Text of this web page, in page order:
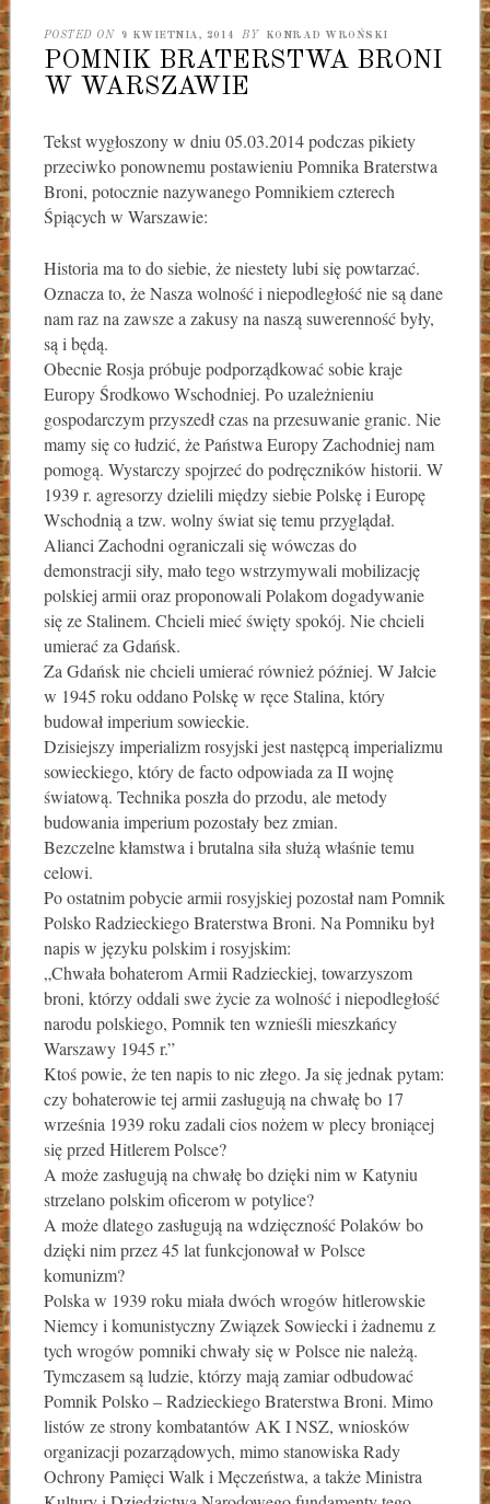
POSTED ON 9 KWIETNIA, 2014 BY KONRAD WROŃSKI
POMNIK BRATERSTWA BRONI
W WARSZAWIE
Tekst wygłoszony w dniu 05.03.2014 podczas pikiety
przeciwko ponownemu postawieniu Pomnika Braterstwa
Broni, potocznie nazywanego Pomnikiem czterech
Śpiących w Warszawie:
Historia ma to do siebie, że niestety lubi się powtarzać.
Oznacza to, że Nasza wolność i niepodległość nie są dane
nam raz na zawsze a zakusy na naszą suwerenność były,
są i będą.
Obecnie Rosja próbuje podporządkować sobie kraje
Europy Środkowo Wschodniej. Po uzależnieniu
gospodarczym przyszedł czas na przesuwanie granic. Nie
mamy się co łudzić, że Państwa Europy Zachodniej nam
pomogą. Wystarczy spojrzeć do podręczników historii. W
1939 r. agresorzy dzielili między siebie Polskę i Europę
Wschodnią a tzw. wolny świat się temu przyglądał.
Alianci Zachodni ograniczali się wówczas do
demonstracji siły, mało tego wstrzymywali mobilizację
polskiej armii oraz proponowali Polakom dogadywanie
się ze Stalinem. Chcieli mieć święty spokój. Nie chcieli
umierać za Gdańsk.
Za Gdańsk nie chcieli umierać również później. W Jałcie
w 1945 roku oddano Polskę w ręce Stalina, który
budował imperium sowieckie.
Dzisiejszy imperializm rosyjski jest następcą imperializmu
sowieckiego, który de facto odpowiada za II wojnę
światową. Technika poszła do przodu, ale metody
budowania imperium pozostały bez zmian.
Bezczelne kłamstwa i brutalna siła służą właśnie temu
celowi.
Po ostatnim pobycie armii rosyjskiej pozostał nam Pomnik
Polsko Radzieckiego Braterstwa Broni. Na Pomniku był
napis w języku polskim i rosyjskim:
„Chwała bohaterom Armii Radzieckiej, towarzyszom
broni, którzy oddali swe życie za wolność i niepodległość
narodu polskiego, Pomnik ten wznieśli mieszkańcy
Warszawy 1945 r.”
Ktoś powie, że ten napis to nic złego. Ja się jednak pytam:
czy bohaterowie tej armii zasługują na chwałę bo 17
września 1939 roku zadali cios nożem w plecy broniącej
się przed Hitlerem Polsce?
A może zasługują na chwałę bo dzięki nim w Katyniu
strzelano polskim oficerom w potylice?
A może dlatego zasługują na wdzięczność Polaków bo
dzięki nim przez 45 lat funkcjonował w Polsce
komunizm?
Polska w 1939 roku miała dwóch wrogów hitlerowskie
Niemcy i komunistyczny Związek Sowiecki i żadnemu z
tych wrogów pomniki chwały się w Polsce nie należą.
Tymczasem są ludzie, którzy mają zamiar odbudować
Pomnik Polsko – Radzieckiego Braterstwa Broni. Mimo
listów ze strony kombatantów AK I NSZ, wniosków
organizacji pozarządowych, mimo stanowiska Rady
Ochrony Pamięci Walk i Męczeństwa, a także Ministra